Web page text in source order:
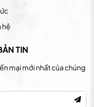
hệ
TIN
mại mới nhất của chúng